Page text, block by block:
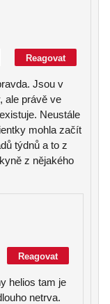
Reagovat
Jsou v
ale právě ve
Neustále
mohla začít
týdnů a to z
z nějakého
Reagovat
helios tam je
netrva.